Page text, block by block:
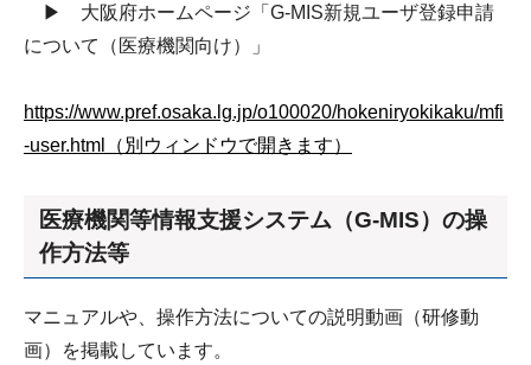
▶ 大阪府ホームページ「G-MIS新規ユーザ登録申請
について（医療機関向け）」
https://www.pref.osaka.lg.jp/o100020/hokeniryokikaku/mfi
-user.html（別ウィンドウで開きます）
医療機関等情報支援システム（G-MIS）の操
作方法等
マニュアルや、操作方法についての説明動画（研修動
画）を掲載しています。